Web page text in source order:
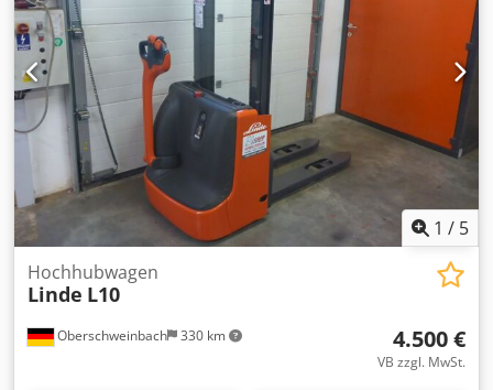
1 / 5
Oberschweinbach 330 km
Hochhubwagen
Linde L10
4.500 €
VB zzgl. MwSt.